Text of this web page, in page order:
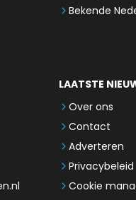
Bekende
LAATSTE
Over ons
Contact
Adverteren
Privacybeleid
Cookie